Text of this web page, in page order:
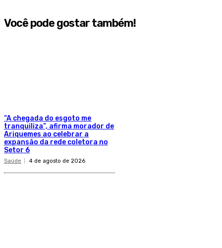
Você pode gostar também!
“A chegada do esgoto me
tranquiliza”, afirma morador de
Ariquemes ao celebrar a
expansão da rede coletora no
Setor 6
Saúde 4 de agosto de 2026